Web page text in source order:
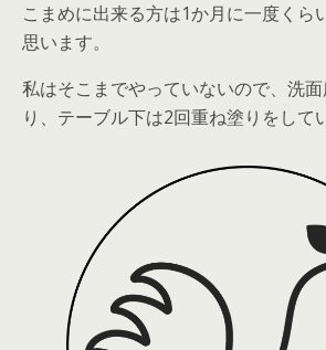
こまめに出来る方は1か月に一度くら
思います。
私はそこまでやっていないので、洗
り、テーブル下は2回重ね塗りをして